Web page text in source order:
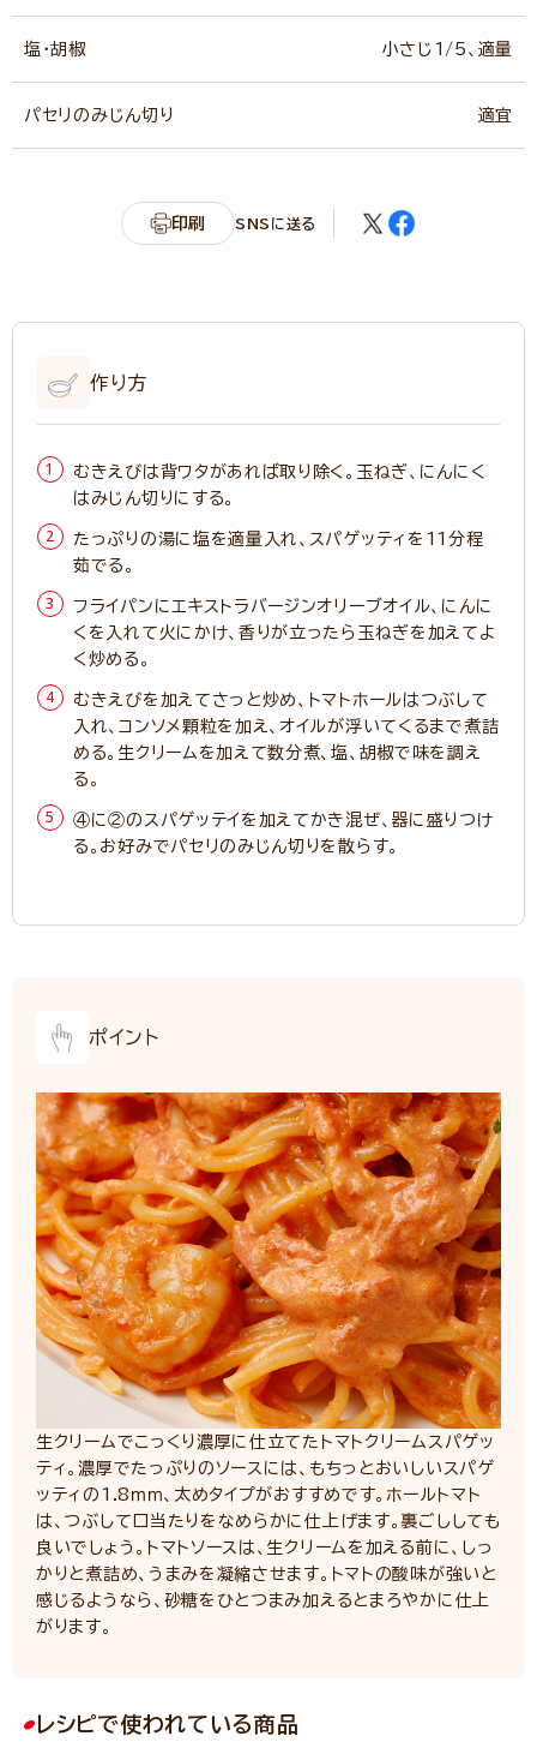
塩・胡椒 小さじ1/5、適量
パセリのみじん切り 適宜
印刷 SNSに送る
作り方
むきえびは背ワタがあれば取り除く。玉ねぎ、にんにく
はみじん切りにする。
たっぷりの湯に塩を適量入れ、スパゲッティを11分程
茹でる。
フライパンにエキストラバージンオリーブオイル、にんに
くを入れて火にかけ、香りが立ったら玉ねぎを加えてよ
く炒める。
むきえびを加えてさっと炒め、トマトホールはつぶして
入れ、コンソメ顆粒を加え、オイルが浮いてくるまで煮詰
める。生クリームを加えて数分煮、塩、胡椒で味を調え
る。
④に②のスパゲッテイを加えてかき混ぜ、器に盛りつけ
る。お好みでパセリのみじん切りを散らす。
ポイント
生クリームでこっくり濃厚に仕立てたトマトクリームスパゲッ
ティ。濃厚でたっぷりのソースには、もちっとおいしいスパゲ
ッティの1.8ｍｍ、太めタイプがおすすめです。ホールトマト
は、つぶして口当たりをなめらかに仕上げます。裏ごししても
良いでしょう。トマトソースは、生クリームを加える前に、しっ
かりと煮詰め、うまみを凝縮させます。トマトの酸味が強いと
感じるようなら、砂糖をひとつまみ加えるとまろやかに仕上
がります。
レシピで使われている商品